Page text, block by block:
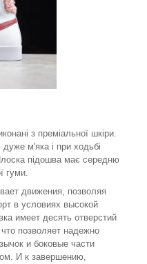
з преміальної шкіри.
м'яка і при ходьбі
підошва має середню
гуми.
движения, позволяя
в условиях высокой
имеет десять отверстий
позволяет надежно
и боковые части
И к завершению,